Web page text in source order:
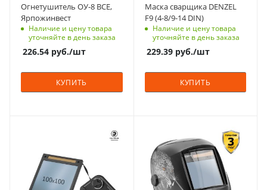
(ШхВхГ), мм
133x970
Гарантийный срок,
мес
Огнетушитель ОУ-8 ВСЕ,
Ярпожинвест
Наличие и цену товара
уточняйте в день заказа
226.54 руб./шт
КУПИТЬ
черные/желтые
Тип батареи
Солнечная + 1
сменная батарейка
Гарантийный срок,
0.85
Маска сварщика DENZEL
F9 (4-8/9-14 DIN)
Наличие и цену товара
уточняйте в день заказа
229.39руб./шт
КУПИТЬ
COLOR
Материал
Пластик
технология FULL
COLOR
Материал
Пластик